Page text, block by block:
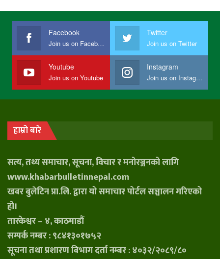
Facebook
Join us on Facebook
Twitter
Join us on Twitter
Youtube
Join us on Youtube
Instagram
Join us on Instagram
हाम्रो बारे
सत्य, तथ्य समाचार, सूचना, विचार र मनोरञ्जनको लागि
www.khabarbulletinnepal.com
खबर बुलेटिन प्रा.लि. द्वारा यो समाचार पोर्टल सञ्चालन गरिएको
हो।
तारकेश्वर – ४, काठमाडौं
सम्पर्क नम्बर : ९८४१३०१७५२
सूचना तथा प्रशारण बिभाग दर्ता नम्बर : ४०३२/२०८९/८०